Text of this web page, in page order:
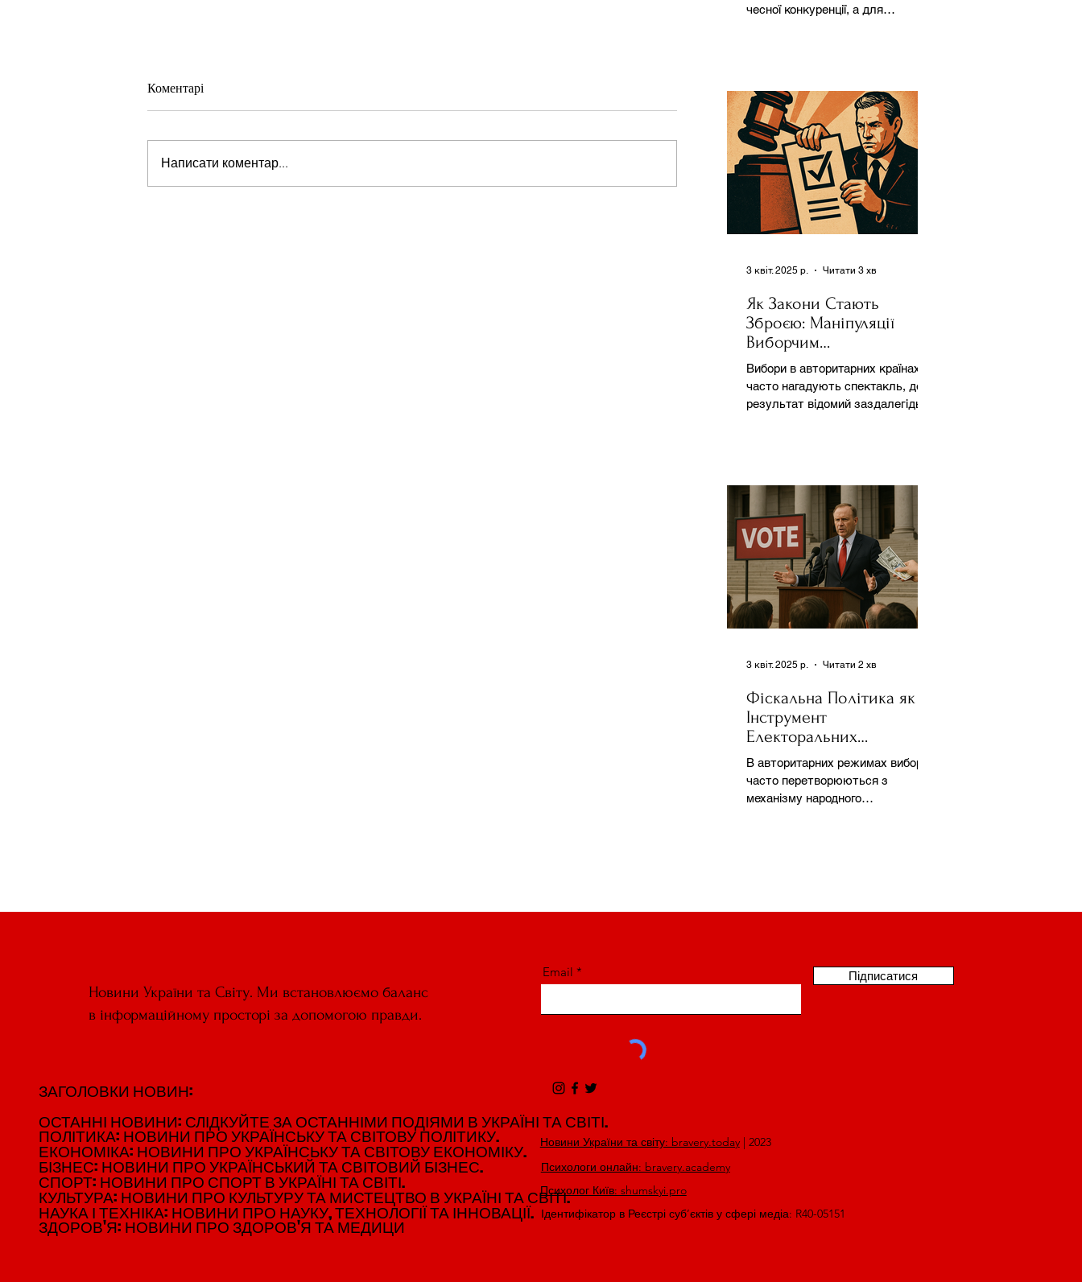
Коментарі
Написати коментар...
чесної конкуренції, а для
Як Закони Стають
Зброєю: Маніпуляції
Виборчим
Законодавством в
Автократіях
Вибори в авторитарних країнах
часто нагадують спектакль, де
результат відомий заздалегідь.
3 квіт. 2025 р. Читати 3 хв
Фіскальна Політика як
Інструмент
Електоральних
Маніпуляцій в
Автократіях
В авторитарних режимах вибори
часто перетворюються з
механізму народного
3 квіт. 2025 р. Читати 2 хв
Новини України та Світу. Ми встановлюємо баланс
в інформаційному просторі за допомогою правди.
ЗАГОЛОВКИ НОВИН:
ОСТАННІ НОВИНИ: СЛІДКУЙТЕ ЗА ОСТАННІМИ ПОДІЯМИ В УКРАЇНІ ТА СВІТІ.
ПОЛІТИКА: НОВИНИ ПРО УКРАЇНСЬКУ ТА СВІТОВУ ПОЛІТИКУ.
ЕКОНОМІКА: НОВИНИ ПРО УКРАЇНСЬКУ ТА СВІТОВУ ЕКОНОМІКУ.
БІЗНЕС: НОВИНИ ПРО УКРАЇНСЬКИЙ ТА СВІТОВИЙ БІЗНЕС.
СПОРТ: НОВИНИ ПРО СПОРТ В УКРАЇНІ ТА СВІТІ.
КУЛЬТУРА: НОВИНИ ПРО КУЛЬТУРУ ТА МИСТЕЦТВО В УКРАЇНІ ТА СВІТІ.
НАУКА І ТЕХНІКА: НОВИНИ ПРО НАУКУ, ТЕХНОЛОГІЇ ТА ІННОВАЦІЇ.
ЗДОРОВ'Я: НОВИНИ ПРО ЗДОРОВ'Я ТА МЕДИЦИ
ЗАГОЛОВКИ НОВИН:
ОСТАННІ НОВИНИ: СЛІДКУЙТЕ ЗА ОСТАННІМИ ПОДІЯМИ В УКРАЇНІ ТА СВІТІ.
ПОЛІТИКА: НОВИНИ ПРО УКРАЇНСЬКУ ТА СВІТОВУ ПОЛІТИКУ.
ЕКОНОМІКА: НОВИНИ ПРО УКРАЇНСЬКУ ТА СВІТОВУ ЕКОНОМІКУ.
БІЗНЕС: НОВИНИ ПРО УКРАЇНСЬКИЙ ТА СВІТОВИЙ БІЗНЕС.
СПОРТ: НОВИНИ ПРО СПОРТ В УКРАЇНІ ТА СВІТІ.
КУЛЬТУРА: НОВИНИ ПРО КУЛЬТУРУ ТА МИСТЕЦТВО В УКРАЇНІ ТА СВІТІ.
НАУКА І ТЕХНІКА: НОВИНИ ПРО НАУКУ, ТЕХНОЛОГІЇ ТА ІННОВАЦІЇ.
ЗДОРОВ'Я: НОВИНИ ПРО ЗДОРОВ'Я ТА МЕДИЦИ
Email Підписатися
Новини України та світу: bravery.today| 2023
Психологи онлайн: bravery.academy
Психолог Київ: shumskyi.pro
Ідентифікатор в Реєстрі суб’єктів у сфері медіа: R40-05151